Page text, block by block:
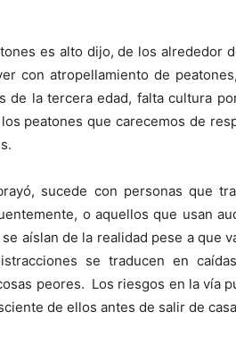
es alto dijo, de los alrededor
con atropellamiento de
de la tercera edad, falta cultura
peatones que carecemos de
sucede con personas que
o aquellos que usan
aíslan de la realidad pese a que
se traducen en
peores. Los riesgos en la vía
de ellos antes de salir de